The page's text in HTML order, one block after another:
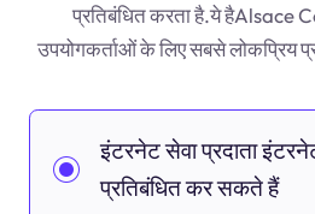
प्रतिबंधित करता है.ये हैAlsace
उपयोगकर्ताओं के लिए सबसे लोकप्रिय
इंटरनेट सेवा प्रदाता
प्रतिबंधित कर सकते हैं